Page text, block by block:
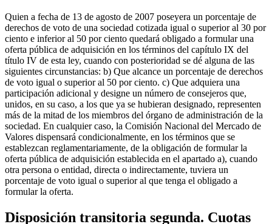
Quien a fecha de 13 de agosto de 2007 poseyera un porcentaje de
derechos de voto de una sociedad cotizada igual o superior al 30 por
ciento e inferior al 50 por ciento quedará obligado a formular una
oferta pública de adquisición en los términos del capítulo IX del
título IV de esta ley, cuando con posterioridad se dé alguna de las
siguientes circunstancias: b) Que alcance un porcentaje de derechos
de voto igual o superior al 50 por ciento. c) Que adquiera una
participación adicional y designe un número de consejeros que,
unidos, en su caso, a los que ya se hubieran designado, representen
más de la mitad de los miembros del órgano de administración de la
sociedad. En cualquier caso, la Comisión Nacional del Mercado de
Valores dispensará condicionalmente, en los términos que se
establezcan reglamentariamente, de la obligación de formular la
oferta pública de adquisición establecida en el apartado a), cuando
otra persona o entidad, directa o indirectamente, tuviera un
porcentaje de voto igual o superior al que tenga el obligado a
formular la oferta.
Disposición transitoria segunda. Cuotas